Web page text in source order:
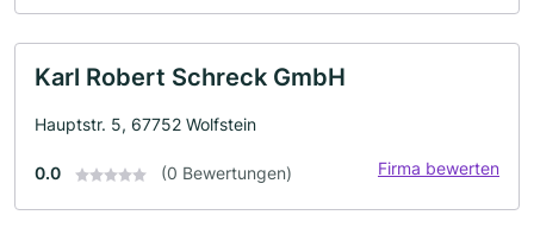
Karl Robert Schreck GmbH
Hauptstr. 5, 67752 Wolfstein
0.0 (0 Bewertungen) Firma bewerten